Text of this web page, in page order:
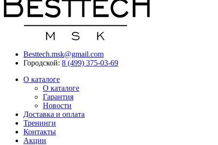
Besttech.msk@gmail.com
Городской: 8 (499) 375-03-69
О каталоге
О каталоге
Гарантия
Новости
Доставка и оплата
Тренинги
Контакты
Акции